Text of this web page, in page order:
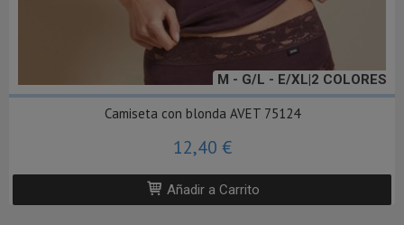
M - G/L - E/XL|2 COLORES
Camiseta con blonda AVET 75124
12,40 €
Añadir a Carrito